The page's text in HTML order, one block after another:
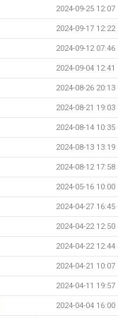
2024-09-25 12:07
2024-09-17 12:22
2024-09-12 07:46
2024-09-04 12:41
2024-08-26 20:13
2024-08-21 19:03
2024-08-14 10:35
2024-08-13 13:19
2024-08-12 17:58
2024-05-16 10:00
2024-04-27 16:45
2024-04-22 12:50
2024-04-22 12:44
2024-04-21 10:07
2024-04-11 19:57
2024-04-04 16:00